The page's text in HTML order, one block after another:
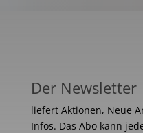
Der Newsletter
liefert Aktionen, Neue
Infos. Das Abo kann